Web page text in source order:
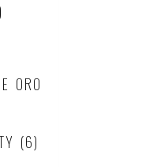
ORO
(6)